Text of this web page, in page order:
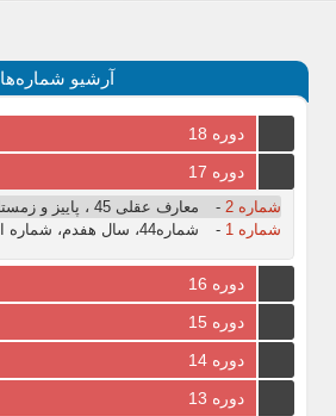
آرشیو شماره‌ها
دوره 18
دوره 17
شماره 2 -
معارف عقلی 45 ، پاییز و زمستان 1401
شماره 1
- شماره44، سال هفدم، شماره اول، بهار و تابستان 1401
دوره 16
دوره 15
دوره 14
دوره 13